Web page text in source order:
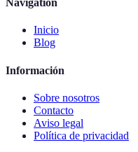
Navigation
Inicio
Blog
Información
Sobre nosotros
Contacto
Aviso legal
Política de privacidad